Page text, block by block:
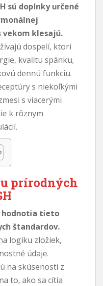
sú doplnky určené
klesajú.
dospelí, ktorí
kvalitu spánku,
dennú funkciu.
s niekoľkými
s viacerými
k rôznym
prírodných
hodnotia tieto
štandardov.
logiku zložiek,
údaje.
na skúsenosti z
to, ako sa cítia